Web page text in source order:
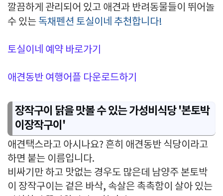
깔끔하게 관리되어 있고 애견과 반려동물들이 뛰어놀
수 있는 독채펜션 토실이네 추천합니다!
토실이네 예약 바로가기
애견동반 여행어플 다운로드하기
장작구이 닭을 맛볼 수 있는 가성비식당 '본토박
이장작구이'
애견택스라고 아시나요? 흔히 애견동반 식당이라고
하면 붙는 이름입니다.
비싸기만 하고 맛없는 경우도 많은데 남양주 본토박
이 장작구이는 겉은 바삭, 속살은 촉촉함이 살아 있는